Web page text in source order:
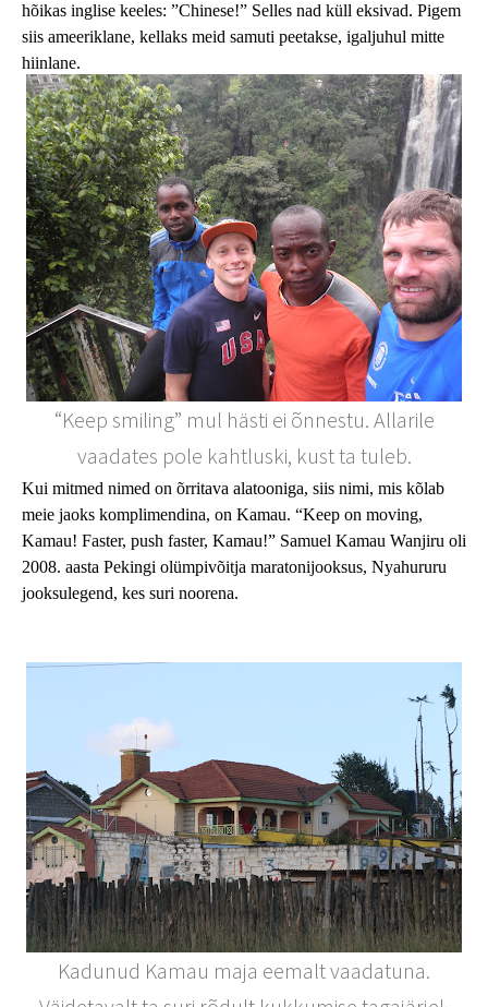
hõikas inglise keeles: ”Chinese!” Selles nad küll eksivad. Pigem
siis ameeriklane, kellaks meid samuti peetakse, igaljuhul mitte
hiinlane.
“Keep smiling” mul hästi ei õnnestu. Allarile
vaadates pole kahtluski, kust ta tuleb.
Kui mitmed nimed on õrritava alatooniga, siis nimi, mis kõlab
meie jaoks komplimendina, on Kamau. “Keep on moving,
Kamau! Faster, push faster, Kamau!” Samuel Kamau Wanjiru oli
2008. aasta Pekingi olümpivõitja maratonijooksus, Nyahururu
jooksulegend, kes suri noorena.
Kadunud Kamau maja eemalt vaadatuna.